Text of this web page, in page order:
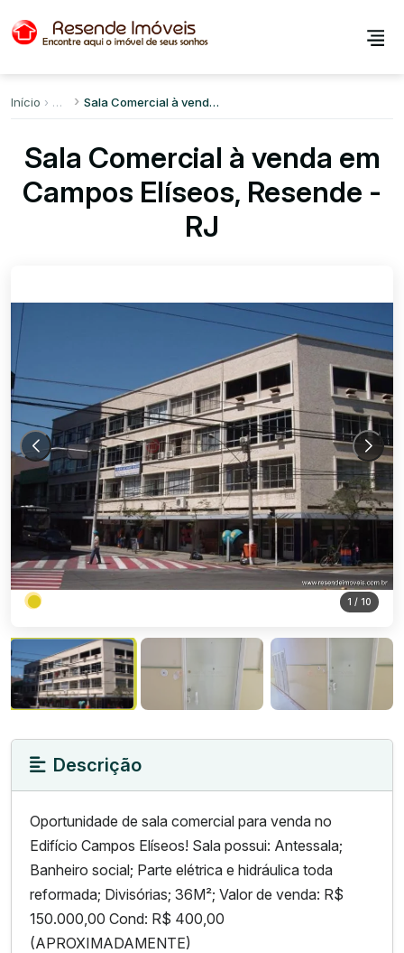
Início Sala Comercial à venda em Campos Elíseos
Sala Comercial à venda em
Campos Elíseos, Resende -
RJ
1 / 10
Descrição
Oportunidade de sala comercial para venda no
Edifício Campos Elíseos! Sala possui: Antessala;
Banheiro social; Parte elétrica e hidráulica toda
reformada; Divisórias; 36M²; Valor de venda: R$
150.000,00 Cond: R$ 400,00
(APROXIMADAMENTE)